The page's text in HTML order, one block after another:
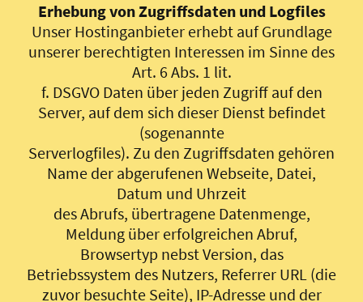
Erhebung von Zugriffsdaten und Logfiles
Unser Hostinganbieter erhebt auf Grundlage
unserer berechtigten Interessen im Sinne des
Art. 6 Abs. 1 lit.
f. DSGVO Daten über jeden Zugriff auf den
Server, auf dem sich dieser Dienst befindet
(sogenannte
Serverlogfiles). Zu den Zugriffsdaten gehören
Name der abgerufenen Webseite, Datei,
Datum und Uhrzeit
des Abrufs, übertragene Datenmenge,
Meldung über erfolgreichen Abruf,
Browsertyp nebst Version, das
Betriebssystem des Nutzers, Referrer URL (die
zuvor besuchte Seite), IP-Adresse und der